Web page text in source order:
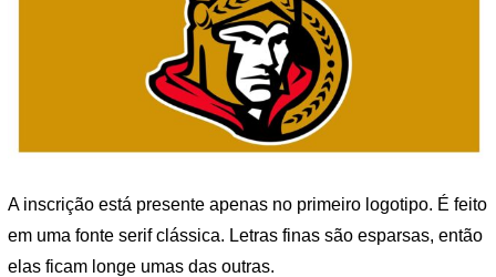
A inscrição está presente apenas no primeiro logotipo. É feito
em uma fonte serif clássica. Letras finas são esparsas, então
elas ficam longe umas das outras.